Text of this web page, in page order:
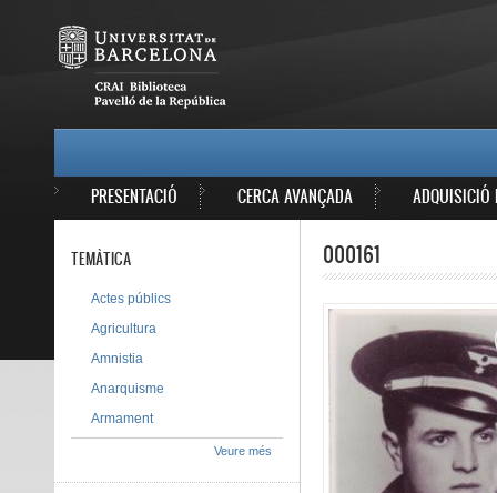
PRESENTACIÓ CERCA AVANÇADA ADQUISICIÓ
000161
TEMÀTICA
Actes públics
Agricultura
Amnistia
Anarquisme
Armament
Veure més